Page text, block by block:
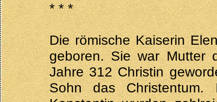
* * *
Die römische Kaiserin
geboren. Sie war Mutter
Jahre 312 Christin
Sohn das